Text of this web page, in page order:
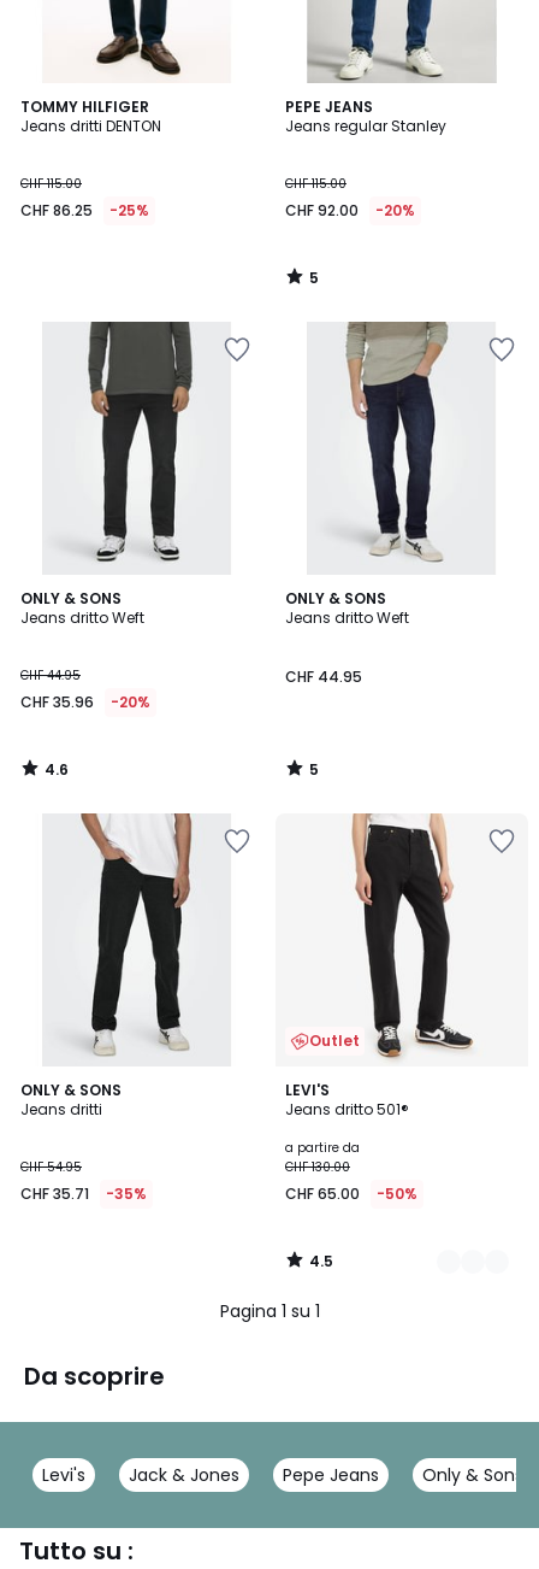
TOMMY HILFIGER
Jeans dritti DENTON
CHF 115.00
CHF 86.25 -25%
PEPE JEANS
Jeans regular Stanley
CHF 115.00
CHF 92.00 -20%
5
/
5
/
ONLY & SONS
Jeans dritto Weft
CHF 44.95
CHF 35.96 -20%
4.6
/ 5
4.6
/
ONLY & SONS
Jeans dritto Weft
CHF 44.95
5
/
5
/
ONLY & SONS
Jeans dritti
CHF 54.95
CHF 35.71 -35%
Outlet
LEVI'S
Jeans dritto 501®
a partire da
CHF 130.00
CHF 65.00 -50%
4.5
/ 5
2
Colori
4.5
/
Pagina 1 su 1
Da scoprire
Levi's Jack & Jones Pepe Jeans Only & Sons
Tutto su :